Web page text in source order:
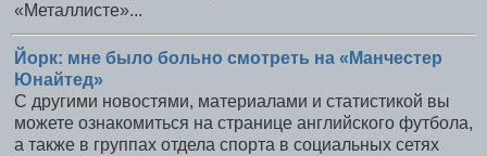
«Металлисте»...
Йорк: мне было больно смотреть на «Манчестер
Юнайтед»
С другими новостями, материалами и статистикой вы
можете ознакомиться на странице английского футбола,
а также в группах отдела спорта в социальных сетях